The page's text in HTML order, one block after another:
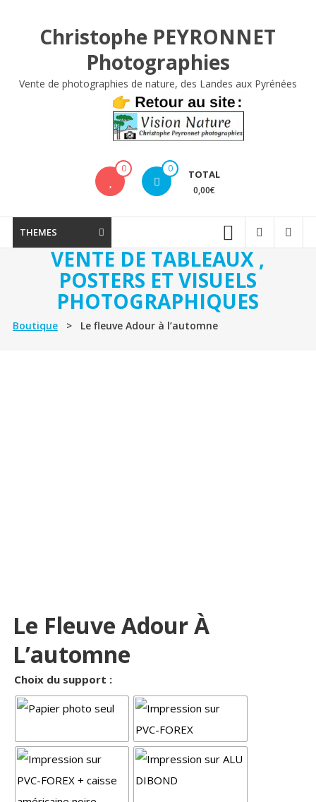
Christophe PEYRONNET
Photographies
Vente de photographies de nature, des Landes aux Pyrénées
0 0 TOTAL
0,00€
THEMES
VENTE DE TABLEAUX ,
POSTERS ET VISUELS
PHOTOGRAPHIQUES
Boutique> Le fleuve Adour à l’automne
Le Fleuve Adour À
L’automne
Choix du support :